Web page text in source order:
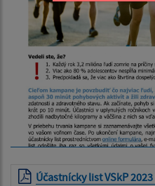
Účastnícky list VSkP 2023